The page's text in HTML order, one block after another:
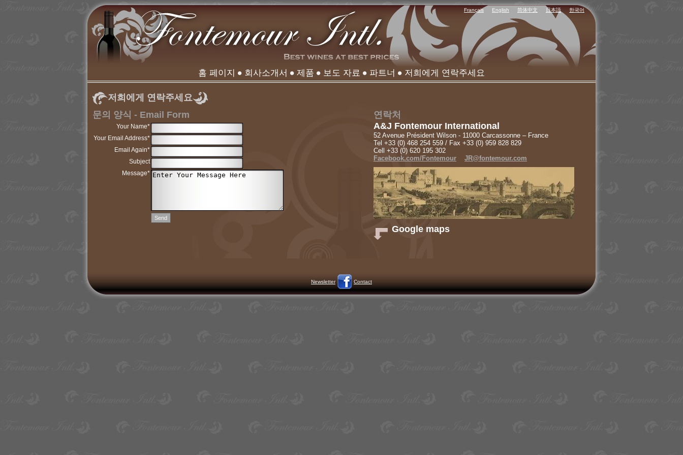
Français English 简体中文 日本語 한국어
홈 페이지 회사소개서 제품 보도 자료 파트너 저희에게 연락주세요
저희에게 연락주세요
문의 양식 - Email Form
Your Name*
Your Email Address*
Email Again*
Subject
Message*
연락처
A&J Fontemour International
52 Avenue Président Wilson - 11000 Carcassonne – France
Tel +33 (0) 468 254 559 / Fax +33 (0) 959 828 829
Cell +33 (0) 620 195 302
Facebook.com/Fontemour
JR@fontemour.com
Google maps
Newsletter Contact